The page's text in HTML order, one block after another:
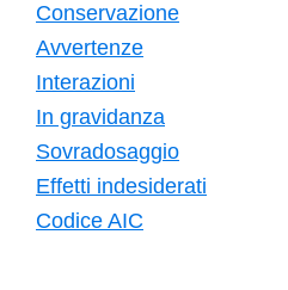
Conservazione
Avvertenze
Interazioni
In gravidanza
Sovradosaggio
Effetti indesiderati
Codice AIC